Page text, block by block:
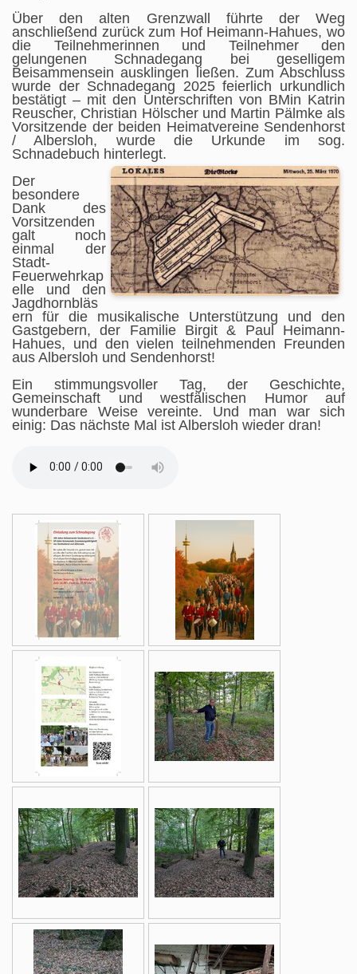
Über den alten Grenzwall führte der Weg
anschließend zurück zum Hof Heimann-Hahues, wo
die Teilnehmerinnen und Teilnehmer den
gelungenen Schnadegang bei geselligem
Beisammensein ausklingen ließen. Zum Abschluss
wurde der Schnadegang 2025 feierlich urkundlich
bestätigt – mit den Unterschriften von BMin Katrin
Reuscher, Christian Hölscher und Martin Pälmke als
Vorsitzende der beiden Heimatvereine Sendenhorst
/ Albersloh, wurde die Urkunde im sog.
Schnadebuch hinterlegt.
Der
besondere
Dank des
Vorsitzenden
galt noch
einmal der
Stadt-
Feuerwehrkap
elle und den
Jagdhornbläs
ern für die musikalische Unterstützung und den
Gastgebern, der Familie Birgit & Paul Heimann-
Hahues, und den vielen teilnehmenden Freunden
aus Albersloh und Sendenhorst!
Ein stimmungsvoller Tag, der Geschichte,
Gemeinschaft und westfälischen Humor auf
wunderbare Weise vereinte. Und man war sich
einig: Das nächste Mal ist Albersloh wieder dran!